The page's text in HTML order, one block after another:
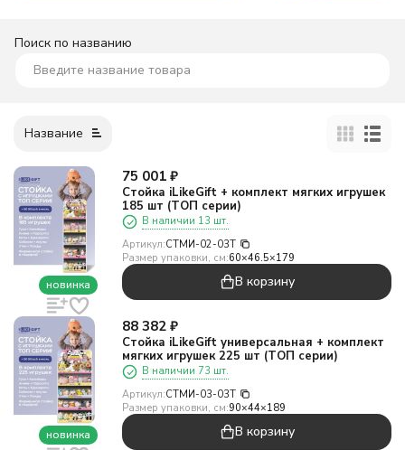
Поиск по названию
Название
новинка
75 001 ₽
Стойка iLikeGift + комплект мягких игрушек
185 шт (ТОП серии)
В наличии 13 шт.
Артикул:СТМИ-02-03T
Размер упаковки, см:60×46.5×179
В корзину
новинка
88 382 ₽
Стойка iLikeGift универсальная + комплект
мягких игрушек 225 шт (ТОП серии)
В наличии 73 шт.
Артикул:СТМИ-03-03T
Размер упаковки, см:90×44×189
В корзину